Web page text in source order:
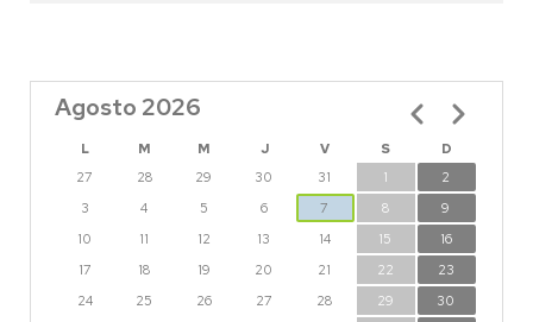
Agosto 2026
L M M J V S
D
27
28 29 30 31 1
2
3
4 5 6 7 8
9
10
11 12 13 14 15
16
17
18 19 20 21 22
23
24
25 26 27 28 29
30
Paginación